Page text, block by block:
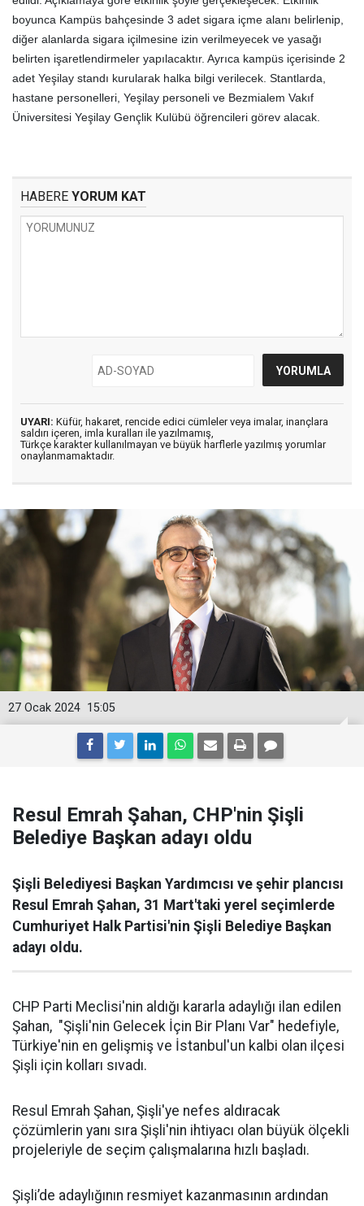
boyunca Kampüs bahçesinde 3 adet sigara içme alanı belirlenip,
diğer alanlarda sigara içilmesine izin verilmeyecek ve yasağı
belirten işaretlendirmeler yapılacaktır. Ayrıca kampüs içerisinde 2
adet Yeşilay standı kurularak halka bilgi verilecek. Stantlarda,
hastane personelleri, Yeşilay personeli ve Bezmialem Vakıf
Üniversitesi Yeşilay Gençlik Kulübü öğrencileri görev alacak.
HABERE YORUM KAT
UYARI: Küfür, hakaret, rencide edici cümleler veya imalar, inançlara
saldırı içeren, imla kuralları ile yazılmamış,
Türkçe karakter kullanılmayan ve büyük harflerle yazılmış yorumlar
onaylanmamaktadır.
15:05
27 Ocak 2024
Resul Emrah Şahan, CHP'nin Şişli
Belediye Başkan adayı oldu
Şişli Belediyesi Başkan Yardımcısı ve şehir plancısı
Resul Emrah Şahan, 31 Mart'taki yerel seçimlerde
Cumhuriyet Halk Partisi'nin Şişli Belediye Başkan
adayı oldu.
CHP Parti Meclisi'nin aldığı kararla adaylığı ilan edilen
Şahan, "Şişli'nin Gelecek İçin Bir Planı Var" hedefiyle,
Türkiye'nin en gelişmiş ve İstanbul'un kalbi olan ilçesi
Şişli için kolları sıvadı.
Resul Emrah Şahan, Şişli'ye nefes aldıracak
çözümlerin yanı sıra Şişli'nin ihtiyacı olan büyük ölçekli
projeleriyle de seçim çalışmalarına hızlı başladı.
Şişli’de adaylığının resmiyet kazanmasının ardından